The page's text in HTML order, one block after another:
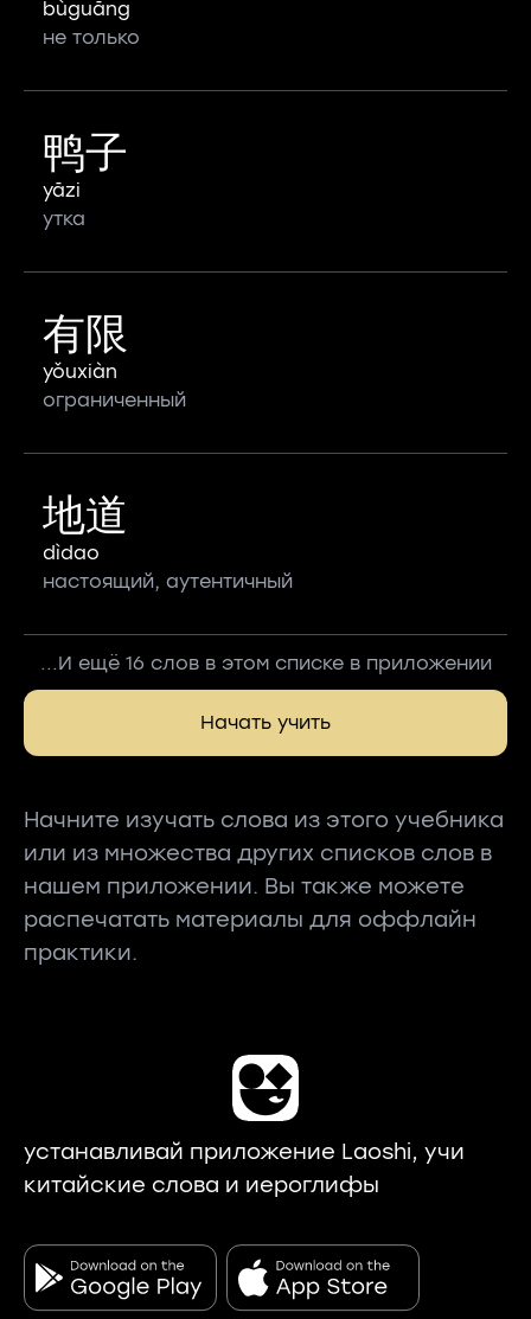
bùguāng
не только
鸭子
yāzi
утка
有限
yǒuxiàn
ограниченный
地道
dìdao
настоящий, аутентичный
...И ещё 16 слов в этом списке в приложении
Начать учить
Начните изучать слова из этого учебника
или из множества других списков слов в
нашем приложении. Вы также можете
распечатать материалы для оффлайн
практики.
устанавливай приложение Laoshi, учи
китайские слова и иероглифы